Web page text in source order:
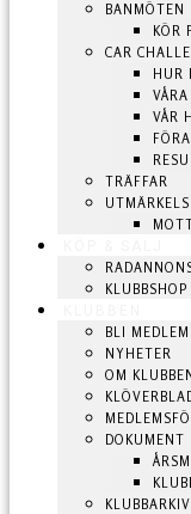
BANMÖTEN
KÖR
CAR
HUR
VÅR
TRÄFFAR
KLUBBSHOP
BLI MEDLEM!
NYHETER
OM KLUBBEN
DOKUMENT
KLUBBARKIV